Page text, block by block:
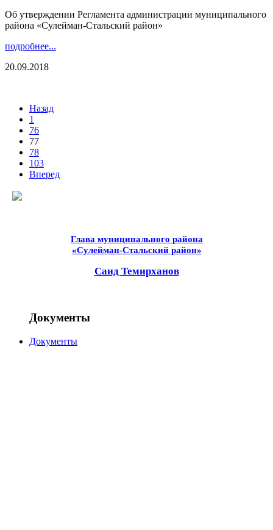
Об утверждении Регламента администрации муниципального
района «Сулейман-Стальский район»
подробнее...
20.09.2018
Назад
1
76
77
78
103
Вперед
Глава муниципального района
«Сулейман-Стальский район»
Саид Темирханов
Документы
Документы